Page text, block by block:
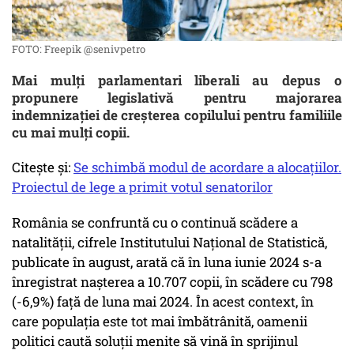
FOTO: Freepik @senivpetro
Mai mulți parlamentari liberali au depus o
propunere legislativă pentru majorarea
indemnizației de creșterea copilului pentru familiile
cu mai mulți copii.
Citește și: Se schimbă modul de acordare a alocațiilor.
Proiectul de lege a primit votul senatorilor
România se confruntă cu o continuă scădere a
natalității, cifrele Institutului Național de Statistică,
publicate în august, arată că în luna iunie 2024 s-a
înregistrat nașterea a 10.707 copii, în scădere cu 798
(-6,9%) față de luna mai 2024. În acest context, în
care populația este tot mai îmbătrânită, oamenii
politici caută soluții menite să vină în sprijinul